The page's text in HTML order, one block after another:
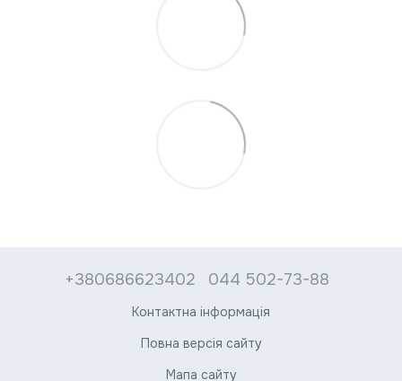
+380686623402 044 502-73-88
Контактна інформація
Повна версія сайту
Мапа сайту